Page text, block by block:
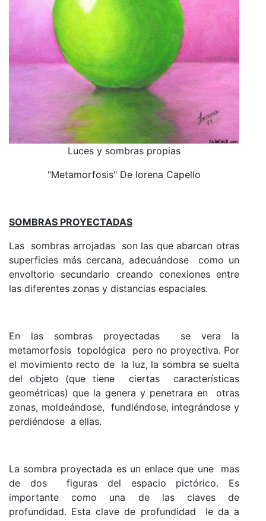
Luces y sombras propias
"Metamorfosis" De lorena Capello
SOMBRAS PROYECTADAS
Las sombras arrojadas son las que abarcan otras
superficies más cercana, adecuándose como un
envoltorio secundario creando conexiones entre
las diferentes zonas y distancias espaciales.
En las sombras proyectadas se vera la
metamorfosis topológica pero no proyectiva. Por
el movimiento recto de la luz, la sombra se suelta
del objeto (que tiene ciertas características
geométricas) que la genera y penetrara en otras
zonas, moldeándose, fundiéndose, integrándose y
perdiéndose a ellas.
La sombra proyectada es un enlace que une mas
de dos figuras del espacio pictórico. Es
importante como una de las claves de
profundidad. Esta clave de profundidad le da a